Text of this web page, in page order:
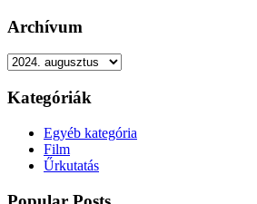
Archívum
Archívum
Kategóriák
Egyéb kategória
Film
Űrkutatás